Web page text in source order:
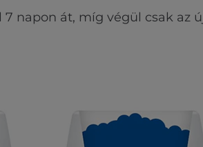
napon át, míg végül csak az